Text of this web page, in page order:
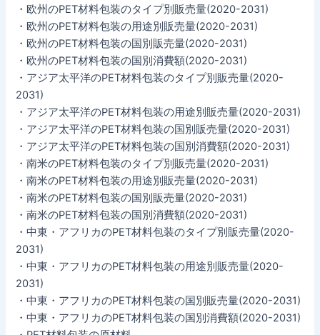
・欧州のPET材料包装のタイプ別販売量(2020-2031)
・欧州のPET材料包装の用途別販売量(2020-2031)
・欧州のPET材料包装の国別販売量(2020-2031)
・欧州のPET材料包装の国別消費額(2020-2031)
・アジア太平洋のPET材料包装のタイプ別販売量(2020-
2031)
・アジア太平洋のPET材料包装の用途別販売量(2020-2031)
・アジア太平洋のPET材料包装の国別販売量(2020-2031)
・アジア太平洋のPET材料包装の国別消費額(2020-2031)
・南米のPET材料包装のタイプ別販売量(2020-2031)
・南米のPET材料包装の用途別販売量(2020-2031)
・南米のPET材料包装の国別販売量(2020-2031)
・南米のPET材料包装の国別消費額(2020-2031)
・中東・アフリカのPET材料包装のタイプ別販売量(2020-
2031)
・中東・アフリカのPET材料包装の用途別販売量(2020-
2031)
・中東・アフリカのPET材料包装の国別販売量(2020-2031)
・中東・アフリカのPET材料包装の国別消費額(2020-2031)